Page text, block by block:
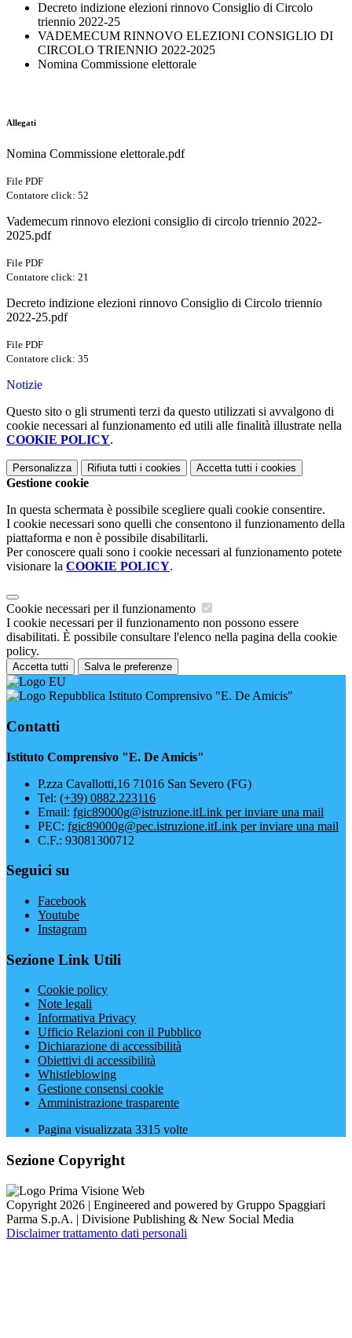
Decreto indizione elezioni rinnovo Consiglio di Circolo
triennio 2022-25
VADEMECUM RINNOVO ELEZIONI CONSIGLIO DI
CIRCOLO TRIENNIO 2022-2025
Nomina Commissione elettorale
Allegati
Nomina Commissione elettorale.pdf
File PDF
Contatore click: 52
Vademecum rinnovo elezioni consiglio di circolo triennio 2022-
2025.pdf
File PDF
Contatore click: 21
Decreto indizione elezioni rinnovo Consiglio di Circolo triennio
2022-25.pdf
File PDF
Contatore click: 35
Notizie
Questo sito o gli strumenti terzi da questo utilizzati si avvalgono di
cookie necessari al funzionamento ed utili alle finalità illustrate nella
COOKIE POLICY.
Personalizza Rifiuta tutti i cookies Accetta tutti i cookies
Gestione cookie
In questa schermata è possibile scegliere quali cookie consentire.
I cookie necessari sono quelli che consentono il funzionamento della
piattaforma e non è possibile disabilitarli.
Per conoscere quali sono i cookie necessari al funzionamento potete
visionare la COOKIE POLICY.
Cookie necessari per il funzionamento
I cookie necessari per il funzionamento non possono essere
disabilitati. È possibile consultare l'elenco nella pagina della cookie
policy.
Accetta tutti Salva le preferenze
Istituto Comprensivo "E. De Amicis"
Contatti
Istituto Comprensivo "E. De Amicis"
P.zza Cavallotti,16 71016 San Severo (FG)
Tel: (+39) 0882.223116
Email: fgic89000g@istruzione.itLink per inviare una mail
PEC: fgic89000g@pec.istruzione.itLink per inviare una mail
C.F.: 93081300712
Seguici su
Facebook
Youtube
Instagram
Sezione Link Utili
Cookie policy
Note legali
Informativa Privacy
Ufficio Relazioni con il Pubblico
Dichiarazione di accessibilità
Obiettivi di accessibilità
Whistleblowing
Gestione consensi cookie
Amministrazione trasparente
Pagina visualizzata 3315 volte
Sezione Copyright
Copyright 2026 | Engineered and powered by Gruppo Spaggiari
Parma S.p.A. | Divisione Publishing & New Social Media
Disclaimer trattamento dati personali